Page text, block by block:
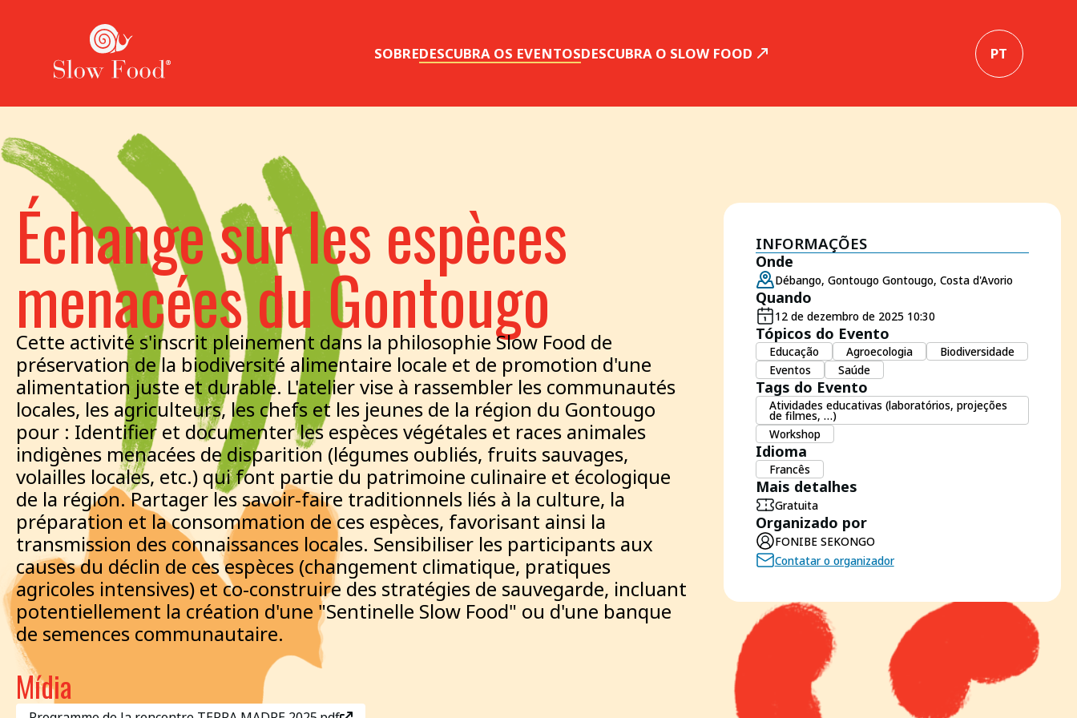
SOBREDESCUBRA OS EVENTOSDESCUBRA O SLOW FOOD PT
Échange sur les espèces
menacées du Gontougo
Cette activité s'inscrit pleinement dans la philosophie Slow Food de
préservation de la biodiversité alimentaire locale et de promotion d'une
alimentation juste et durable. L'atelier vise à rassembler les communautés
locales, les agriculteurs, les chefs et les jeunes de la région du Gontougo
pour : Identifier et documenter les espèces végétales et races animales
indigènes menacées de disparition (légumes oubliés, fruits sauvages,
volailles locales, etc.) qui font partie du patrimoine culinaire et écologique
de la région. Partager les savoir-faire traditionnels liés à la culture, la
préparation et la consommation de ces espèces, favorisant ainsi la
transmission des connaissances locales. Sensibiliser les participants aux
causes du déclin de ces espèces (changement climatique, pratiques
agricoles intensives) et co-construire des stratégies de sauvegarde, incluant
potentiellement la création d'une "Sentinelle Slow Food" ou d'une banque
de semences communautaire.
Mídia
INFORMAÇÕES
Onde
Débango, Gontougo Gontougo, Costa d'Avorio
Quando
12 de dezembro de 2025 10:30
Tópicos do Evento
Educação Agroecologia
Biodiversidade
Eventos
Saúde
Tags do Evento
Atividades educativas (laboratórios, projeções
de filmes, …)
Workshop
Idioma
Francês
Mais detalhes
Gratuita
Organizado por
FONIBE SEKONGO
Contatar o organizador